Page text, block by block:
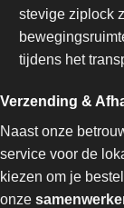
stevige ziplock
tijdens het
Verzending &
Naast onze
service voor de
kiezen om je
onze